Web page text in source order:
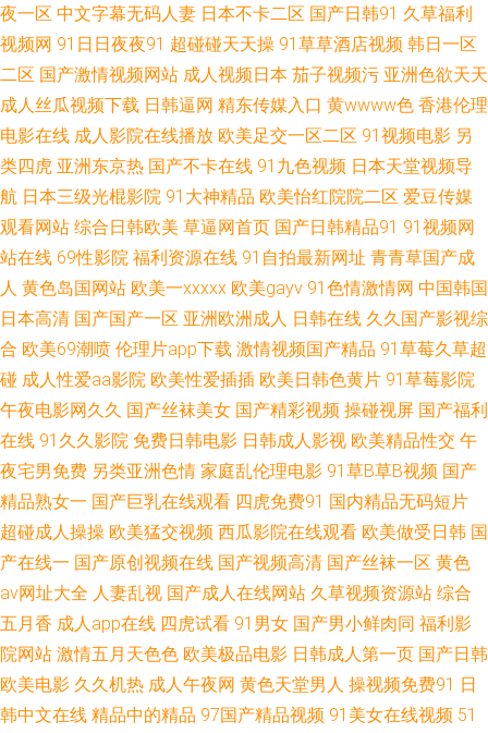
人搞人人 超碰91黑料 人妻诱惑影院 TS性爱激情 欧美日皮视频 91黑丝精品
美女 男同肛交免费视频 在线一区二区三区四区 看黄a大片爽 中文字幕丝袜第
1页 麻豆视频在线播放 真人性做爰在线观看 久久精品嫩草 亚州色图www 国
产真实乱子伦清晰对白 亚洲成a人网站在线看 黑丝在线1 亚洲日韩精品第一
区 国自产拍 销售的销售秘密3HD中字 精品国产自 夜蒲4三级做爰视频 国产
自偷自偷免费一区 午夜影院男人天堂 成人黄免色a 搜索 电影 东方成人AV在
全电影大全在线观看国语高清 三级专区 高清视频一区二区三区 日韩中文字
幕57页 丁香花成人 日本三级色天堂 99久久精品国产高清一区二区 欧美精品
再现 亚洲区限制级51 久久无码潮喷A片无码高潮 永久免费精品成 男人av资
源在线 91夫妻成人 免费人成视频在线播放 在线观看肉片h 免费看电影 中文
视频 亚洲精选中文字幕 国产五六区在线 亚洲一级影片在线观看 黄色小网站
入口站 亚洲黄色视频在线免费观看 狠狠的撸最新版 亚洲欧洲国产码专 国产
夜一区 中文字幕无码人妻 日本不卡二区 国产日韩91 久草福利
视频网 91日日夜夜91 超碰碰天天操 91草草酒店视频 韩日一区
二区 国产激情视频网站 成人视频日本 茄子视频污 亚洲色欲天天
成人丝瓜视频下载 日韩逼网 精东传媒入口 黄wwww色 香港伦理
电影在线 成人影院在线播放 欧美足交一区二区 91视频电影 另
类四虎 亚洲东京热 国产不卡在线 91九色视频 日本天堂视频导
航 日本三级光棍影院 91大神精品 欧美怡红院院二区 爱豆传媒
观看网站 综合日韩欧美 草逼网首页 国产日韩精品91 91视频网
站在线 69性影院 福利资源在线 91自拍最新网址 青青草国产成
人 黄色岛国网站 欧美一xxxxx 欧美gayv 91色情激情网 中国韩国
日本高清 国产国产一区 亚洲欧洲成人 日韩在线 久久国产影视综
合 欧美69潮喷 伦理片app下载 激情视频国产精品 91草莓久草超
碰 成人性爱aa影院 欧美性爱插插 欧美日韩色黄片 91草莓影院
午夜电影网久久 国产丝袜美女 国产精彩视频 操碰视屏 国产福利
在线 91久久影院 免费日韩电影 日韩成人影视 欧美精品性交 午
夜宅男免费 另类亚洲色情 家庭乱伦理电影 91草B草B视频 国产
精品熟女一 国产巨乳在线观看 四虎免费91 国内精品无码短片
超碰成人操操 欧美猛交视频 西瓜影院在线观看 欧美做受日韩 国
产在线一 国产原创视频在线 国产视频高清 国产丝袜一区 黄色
av网址大全 人妻乱视 国产成人在线网站 久草视频资源站 综合
五月香 成人app在线 四虎试看 91男女 国产男小鲜肉同 福利影
院网站 激情五月天色色 欧美极品电影 日韩成人第一页 国产日韩
欧美电影 久久机热 成人午夜网 黄色天堂男人 操视频免费91 日
韩中文在线 精品中的精品 97国产精品视频 91美女在线视频 51